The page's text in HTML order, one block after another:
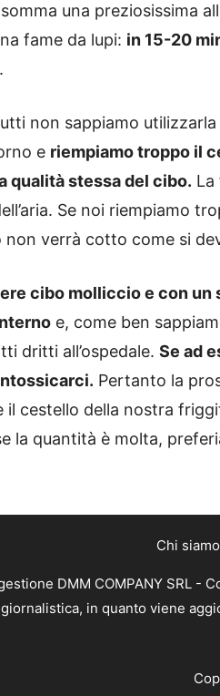
una preziosissima
fame da lupi: in 15-20
non sappiamo
e riempiamo troppo il
qualità stessa del cibo.
Se noi riempiamo
non verrà cotto come si
cibo molliccio e con un
e, come ben
dritti all’ospedale. Se ad
Pertanto la
il cestello della nostra
la quantità è molta,
Chi siamo
DMM COMPANY SRL -
in quanto viene